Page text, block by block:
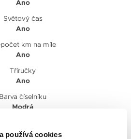
používá cookies
Ano
Světový čas
Ano
km na míle
Ano
Tříručky
Ano
Barva číselníku
Modrá
,Pilotní